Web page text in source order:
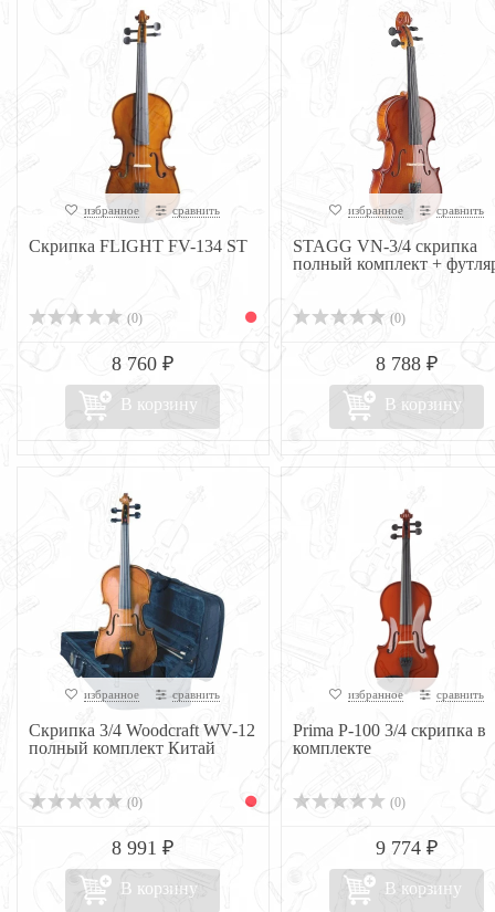
избранное сравнить
Скрипка FLIGHT FV-134 ST
(0)
8 760 ₽
В корзину
избранное сравнить
STAGG VN-3/4 скрипка
полный комплект +
(0)
8 788 ₽
В корзину
избранное сравнить
Скрипка 3/4 Woodcraft WV-12
полный комплект Китай
(0)
8 991 ₽
В корзину
избранное сравнить
Prima P-100 3/4 скрипка в
комплекте
(0)
9 774 ₽
В корзину